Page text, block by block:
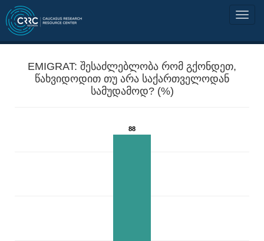
EMIGRAT: შესაძლებლობა რომ გქონდეთ,
წახვიდოდით თუ არა საქართველოდან
სამუდამოდ? (%)
88